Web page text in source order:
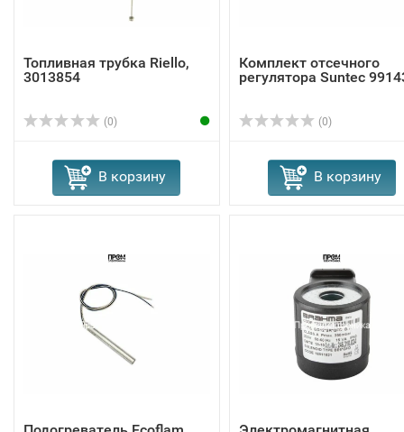
Топливная трубка Riello,
3013854
(0)
В корзину
Комплект отсечного
регулятора Suntec
(0)
В корзину